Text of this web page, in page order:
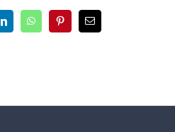
LinkedInWhatsAppPinterest
E-
mail